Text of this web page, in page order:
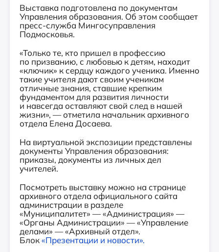
Выставка подготовлена по документам
Управления образования. Об этом сообщает
пресс-служба Мингосуправления
Подмосковья.
«Только те, кто пришел в профессию
по призванию, с любовью к детям, находит
«ключик» к сердцу каждого ученика. Именно
такие учителя дают своим ученикам
отличные знания, ставшие крепким
фундаментом для развития личности
и навсегда оставляют свой след в нашей
жизни», — отметила начальник архивного
отдела Елена Досаева.
На виртуальной экспозиции представлены
документы Управления образования:
приказы, документы из личных дел
учителей.
Посмотреть выставку можно на странице
архивного отдела официального сайта
администрации в разделе
«Муниципалитет» — «Администрация» —
«Органы Администрации» — «Управление
делами» — «Архивный отдел».
Блок«Презентации и новости».